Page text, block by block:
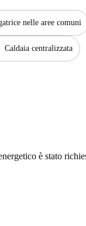
nelle aree comuni
Caldaia centralizzata
è stato